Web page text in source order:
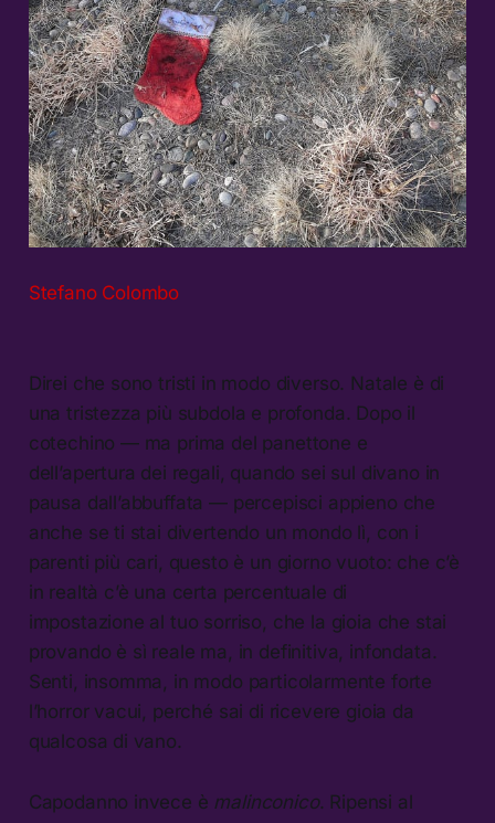
Stefano Colombo
Direi che sono tristi in modo diverso. Natale è di
una tristezza più subdola e profonda. Dopo il
cotechino — ma prima del panettone e
dell’apertura dei regali, quando sei sul divano in
pausa dall’abbuffata — percepisci appieno che
anche se ti stai divertendo un mondo lì, con i
parenti più cari, questo è un giorno vuoto: che c’è
in realtà c’è una certa percentuale di
impostazione al tuo sorriso, che la gioia che stai
provando è sì reale ma, in definitiva, infondata.
Senti, insomma, in modo particolarmente forte
l’horror vacui, perché sai di ricevere gioia da
qualcosa di vano.
Capodanno invece è malinconico. Ripensi al